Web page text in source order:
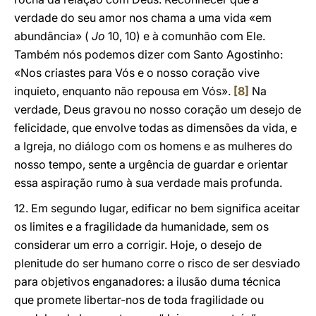
verdade do seu amor nos chama a uma vida «em
abundância» ( Jo 10, 10) e à comunhão com Ele.
Também nós podemos dizer com Santo Agostinho:
«Nos criastes para Vós e o nosso coração vive
inquieto, enquanto não repousa em Vós». [8] Na
verdade, Deus gravou no nosso coração um desejo de
felicidade, que envolve todas as dimensões da vida, e
a Igreja, no diálogo com os homens e as mulheres do
nosso tempo, sente a urgência de guardar e orientar
essa aspiração rumo à sua verdade mais profunda.
12. Em segundo lugar, edificar no bem significa aceitar
os limites e a fragilidade da humanidade, sem os
considerar um erro a corrigir. Hoje, o desejo de
plenitude do ser humano corre o risco de ser desviado
para objetivos enganadores: a ilusão duma técnica
que promete libertar-nos de toda fragilidade ou